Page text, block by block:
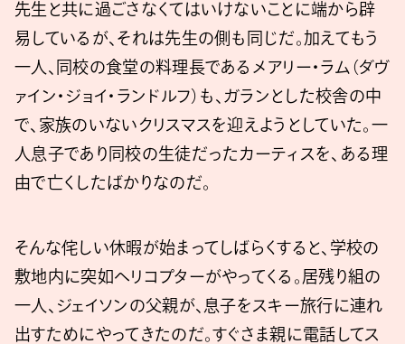
先生と共に過ごさなくてはいけないことに端から辟
易しているが、それは先生の側も同じだ。加えてもう
一人、同校の食堂の料理長であるメアリー・ラム（ダヴ
ァイン・ジョイ・ランドルフ）も、ガランとした校舎の中
で、家族のいないクリスマスを迎えようとしていた。一
人息子であり同校の生徒だったカーティスを、ある理
由で亡くしたばかりなのだ。
そんな侘しい休暇が始まってしばらくすると、学校の
敷地内に突如ヘリコプターがやってくる。居残り組の
一人、ジェイソンの父親が、息子をスキー旅行に連れ
出すためにやってきたのだ。すぐさま親に電話してス